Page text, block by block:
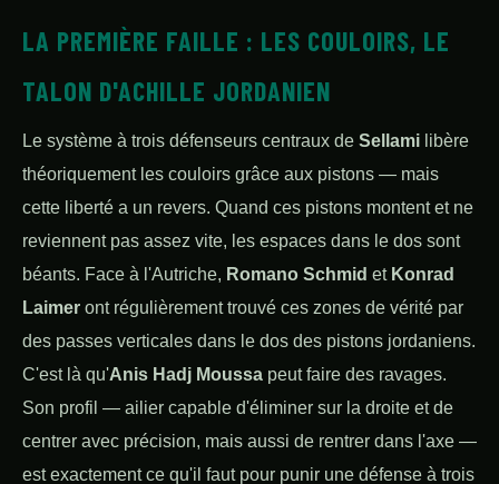
LA PREMIÈRE FAILLE : LES COULOIRS, LE
TALON D'ACHILLE JORDANIEN
Le système à trois défenseurs centraux de Sellami libère
théoriquement les couloirs grâce aux pistons — mais
cette liberté a un revers. Quand ces pistons montent et ne
reviennent pas assez vite, les espaces dans le dos sont
béants. Face à l'Autriche, Romano Schmid et Konrad
Laimer ont régulièrement trouvé ces zones de vérité par
des passes verticales dans le dos des pistons jordaniens.
C'est là qu'Anis Hadj Moussa peut faire des ravages.
Son profil — ailier capable d'éliminer sur la droite et de
centrer avec précision, mais aussi de rentrer dans l'axe —
est exactement ce qu'il faut pour punir une défense à trois